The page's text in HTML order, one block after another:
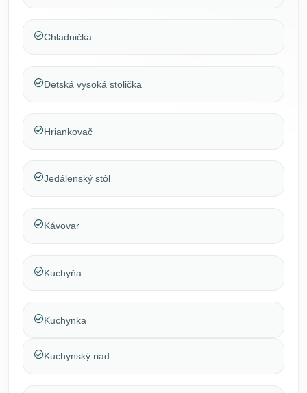
Chladnička
Detská vysoká stolička
Hriankovač
Jedálenský stôl
Kávovar
Kuchyňa
Kuchynka
Kuchynský riad